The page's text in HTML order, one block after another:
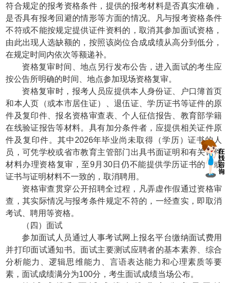
符合规定的报考资格条件，提供的报考材料是否真实准确，
是否具有报考回避的情形等方面的情况。凡与报考资格条件
不符或不能按规定提供证件资料的，取消其参加面试资格，
由此出现人选缺额的，按照该岗位合成成绩从高分到低分，
在规定时间内依次等额递补。
资格复审时间、地点另行发布公告，进入面试的考生应
按公告所明确的时间、地点参加现场资格复审。
资格复审时，报考人员应提供本人身份证、户口簿首页
和本人页（或本市居住证）、退伍证、学历证书等证件的原
件及复印件、报名资格审查表、个人征信报告、教育部学籍
在线验证报告等材料。具有加分条件者，应提供相关证件原
件及复印件。其中2026年毕业尚未取得（学历）证书的人
员，可凭学校或省市教育主管部门出具书面证明和有关证件
材料办理资格复审，至9月30日仍不能提供学历证书的，或
证书与证明材料不一致的，取消聘用。
资格审查贯穿公开招聘全过程，凡弄虚作假通过资格审
查，其实际情况与报考条件规定不符的，一经查实，即取消
考试、聘用等资格。
（四）面试
参加面试人员通过人事考试网上报名平台缴纳面试费用
并打印面试通知书。面试主要测试应聘者的基本素养、综合
分析能力、逻辑思维能力、言语表达能力和心理素质等要
素，面试成绩满分为100分，考生面试成绩当场公布。